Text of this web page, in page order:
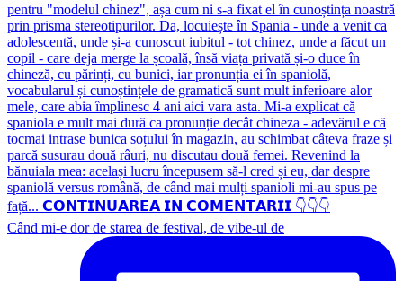
Când mi-e dor de starea de festival, de vibe-ul de